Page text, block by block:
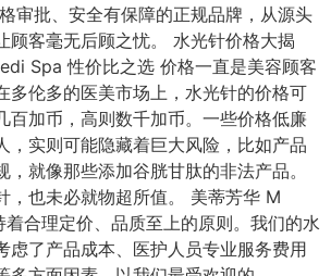
审批、安全有保障的正规品牌，从源头
顾客毫无后顾之忧。 水光针价格大揭
Spa 性价比之选 价格一直是美容顾客
多伦多的医美市场上，水光针的价格可
百加币，高则数千加币。一些价格低廉
，实则可能隐藏着巨大风险，比如产品
，就像那些添加谷胱甘肽的非法产品。
，也未必就物超所值。 美蒂芳华 M
合理定价、品质至上的原则。我们的水
虑了产品成本、医护人员专业服务费用